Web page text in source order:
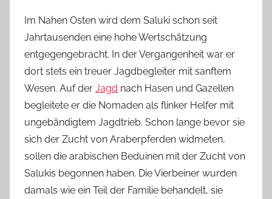
Im Nahen Osten wird dem Saluki schon seit
Jahrtausenden eine hohe Wertschätzung
entgegengebracht. In der Vergangenheit war er
dort stets ein treuer Jagdbegleiter mit sanftem
Wesen. Auf der Jagd nach Hasen und Gazellen
begleitete er die Nomaden als flinker Helfer mit
ungebändigtem Jagdtrieb. Schon lange bevor sie
sich der Zucht von Araberpferden widmeten,
sollen die arabischen Beduinen mit der Zucht von
Salukis begonnen haben. Die Vierbeiner wurden
damals wie ein Teil der Familie behandelt, sie